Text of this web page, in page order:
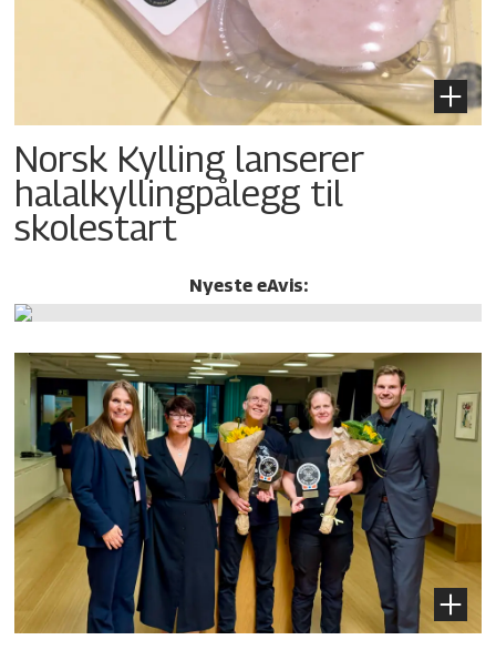
Norsk Kylling lanserer
halalkylling­pålegg til
skolestart
Nyeste eAvis: